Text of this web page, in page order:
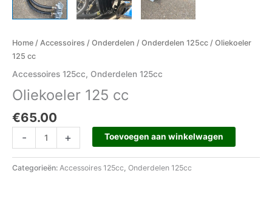
Home / Accessoires / Onderdelen / Onderdelen 125cc / Oliekoeler
125 cc
Accessoires 125cc, Onderdelen 125cc
Oliekoeler 125 cc
€65.00
- + Toevoegen aan winkelwagen
Categorieën: Accessoires 125cc Onderdelen 125cc